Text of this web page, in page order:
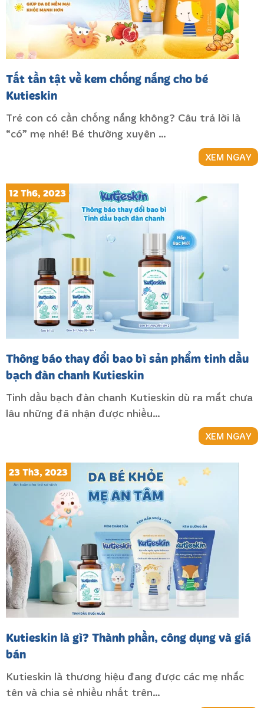
Tất tần tật về kem chống nắng cho bé
Kutieskin
Trẻ con có cần chống nắng không? Câu trả lời là
“có” mẹ nhé! Bé thường xuyên …
XEM NGAY
Thông báo thay đổi bao bì sản phẩm tinh dầu
bạch đàn chanh Kutieskin
12 Th6, 2023
Tinh dầu bạch đàn chanh Kutieskin dù ra mắt chưa
lâu những đã nhận được nhiều…
XEM NGAY
Kutieskin là gì? Thành phần, công dụng và giá
bán
23 Th3, 2023
Kutieskin là thương hiệu đang được các mẹ nhắc
tên và chia sẻ nhiều nhất trên…